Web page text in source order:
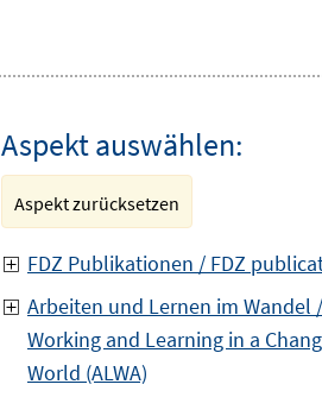
Aspekt auswählen:
Aspekt zurücksetzen
FDZ Publikationen / FDZ
Arbeiten und Lernen im Wandel /
Working and Learning in a
World (ALWA)